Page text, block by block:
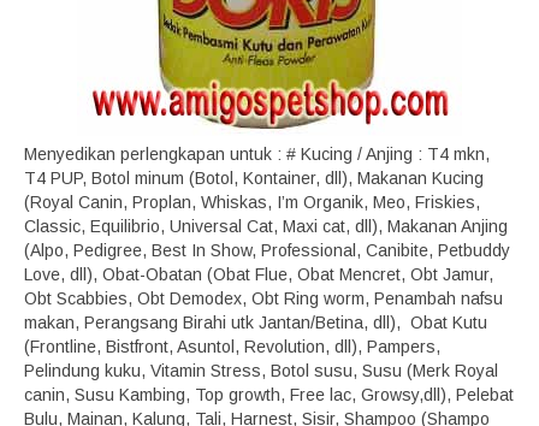
Menyedikan perlengkapan untuk : # Kucing / Anjing : T4 mkn,
T4 PUP, Botol minum (Botol, Kontainer, dll), Makanan Kucing
(Royal Canin, Proplan, Whiskas, I’m Organik, Meo, Friskies,
Classic, Equilibrio, Universal Cat, Maxi cat, dll), Makanan Anjing
(Alpo, Pedigree, Best In Show, Professional, Canibite, Petbuddy
Love, dll), Obat-Obatan (Obat Flue, Obat Mencret, Obt Jamur,
Obt Scabbies, Obt Demodex, Obt Ring worm, Penambah nafsu
makan, Perangsang Birahi utk Jantan/Betina, dll), Obat Kutu
(Frontline, Bistfront, Asuntol, Revolution, dll), Pampers,
Pelindung kuku, Vitamin Stress, Botol susu, Susu (Merk Royal
canin, Susu Kambing, Top growth, Free lac, Growsy,dll), Pelebat
Bulu, Mainan, Kalung, Tali, Harnest, Sisir, Shampoo (Shampo